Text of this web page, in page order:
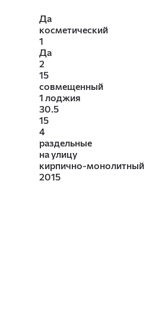
Да
косметический
1
Да
2
15
совмещенный
1 лоджия
30.5
15
4
раздельные
на улицу
кирпично-монолитный
2015